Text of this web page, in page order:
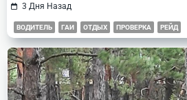
3 Дня Назад
ВОДИТЕЛЬ ГАИ ОТДЫХ ПРОВЕРКА РЕЙД